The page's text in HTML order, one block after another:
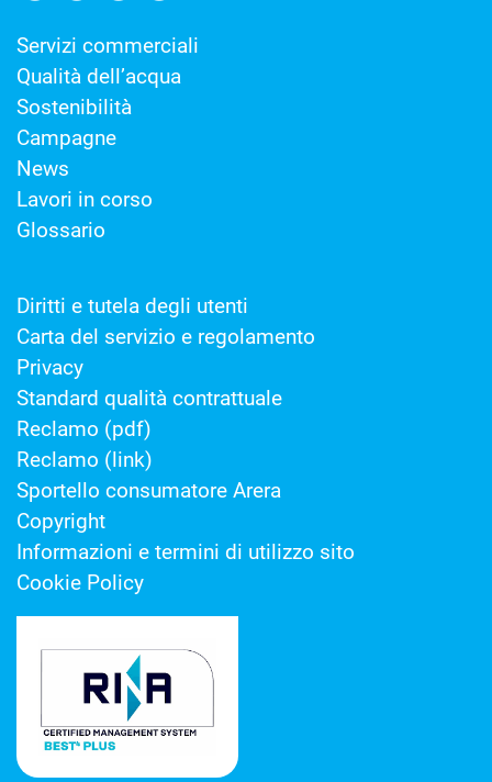
Servizi commerciali
Qualità dell’acqua
Sostenibilità
Campagne
News
Lavori in corso
Glossario
Diritti e tutela degli utenti
Carta del servizio e regolamento
Privacy
Standard qualità contrattuale
Reclamo (pdf)
Reclamo (link)
Sportello consumatore Arera
Copyright
Informazioni e termini di utilizzo sito
Cookie Policy